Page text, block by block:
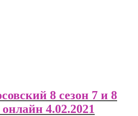
8 сезон 7 и 8
4.02.2021